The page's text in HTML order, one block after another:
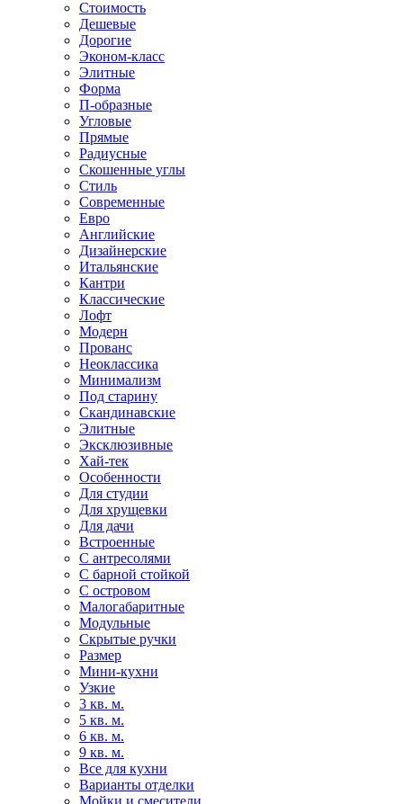
Стоимость
Дешевые
Дорогие
Эконом-класс
Элитные
Форма
П-образные
Угловые
Прямые
Радиусные
Скошенные углы
Стиль
Современные
Евро
Английские
Дизайнерские
Итальянские
Кантри
Классические
Лофт
Модерн
Прованс
Неоклассика
Минимализм
Под старину
Скандинавские
Элитные
Эксклюзивные
Хай-тек
Особенности
Для студии
Для хрущевки
Для дачи
Встроенные
С антресолями
С барной стойкой
С островом
Малогабаритные
Модульные
Скрытые ручки
Размер
Мини-кухни
Узкие
3 кв. м.
5 кв. м.
6 кв. м.
9 кв. м.
Все для кухни
Варианты отделки
Мойки и смесители